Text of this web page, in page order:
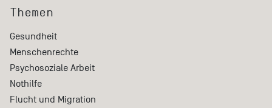
Themen
Gesundheit
Menschenrechte
Psychosoziale Arbeit
Nothilfe
Flucht und Migration